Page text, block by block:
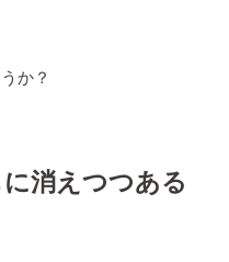
か？
消えつつある